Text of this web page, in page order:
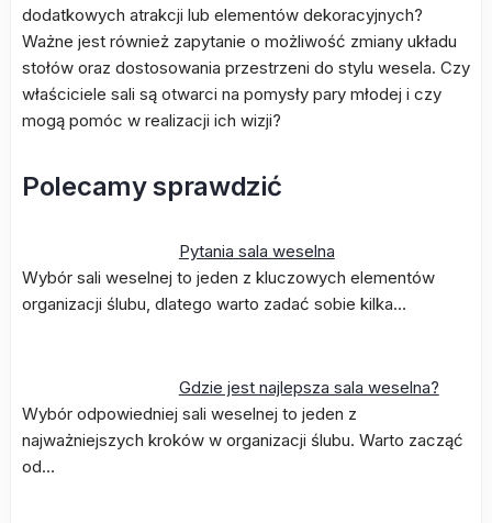
dodatkowych atrakcji lub elementów dekoracyjnych?
Ważne jest również zapytanie o możliwość zmiany układu
stołów oraz dostosowania przestrzeni do stylu wesela. Czy
właściciele sali są otwarci na pomysły pary młodej i czy
mogą pomóc w realizacji ich wizji?
Polecamy sprawdzić
Pytania sala weselna
Wybór sali weselnej to jeden z kluczowych elementów
organizacji ślubu, dlatego warto zadać sobie kilka…
Gdzie jest najlepsza sala weselna?
Wybór odpowiedniej sali weselnej to jeden z
najważniejszych kroków w organizacji ślubu. Warto zacząć
od…